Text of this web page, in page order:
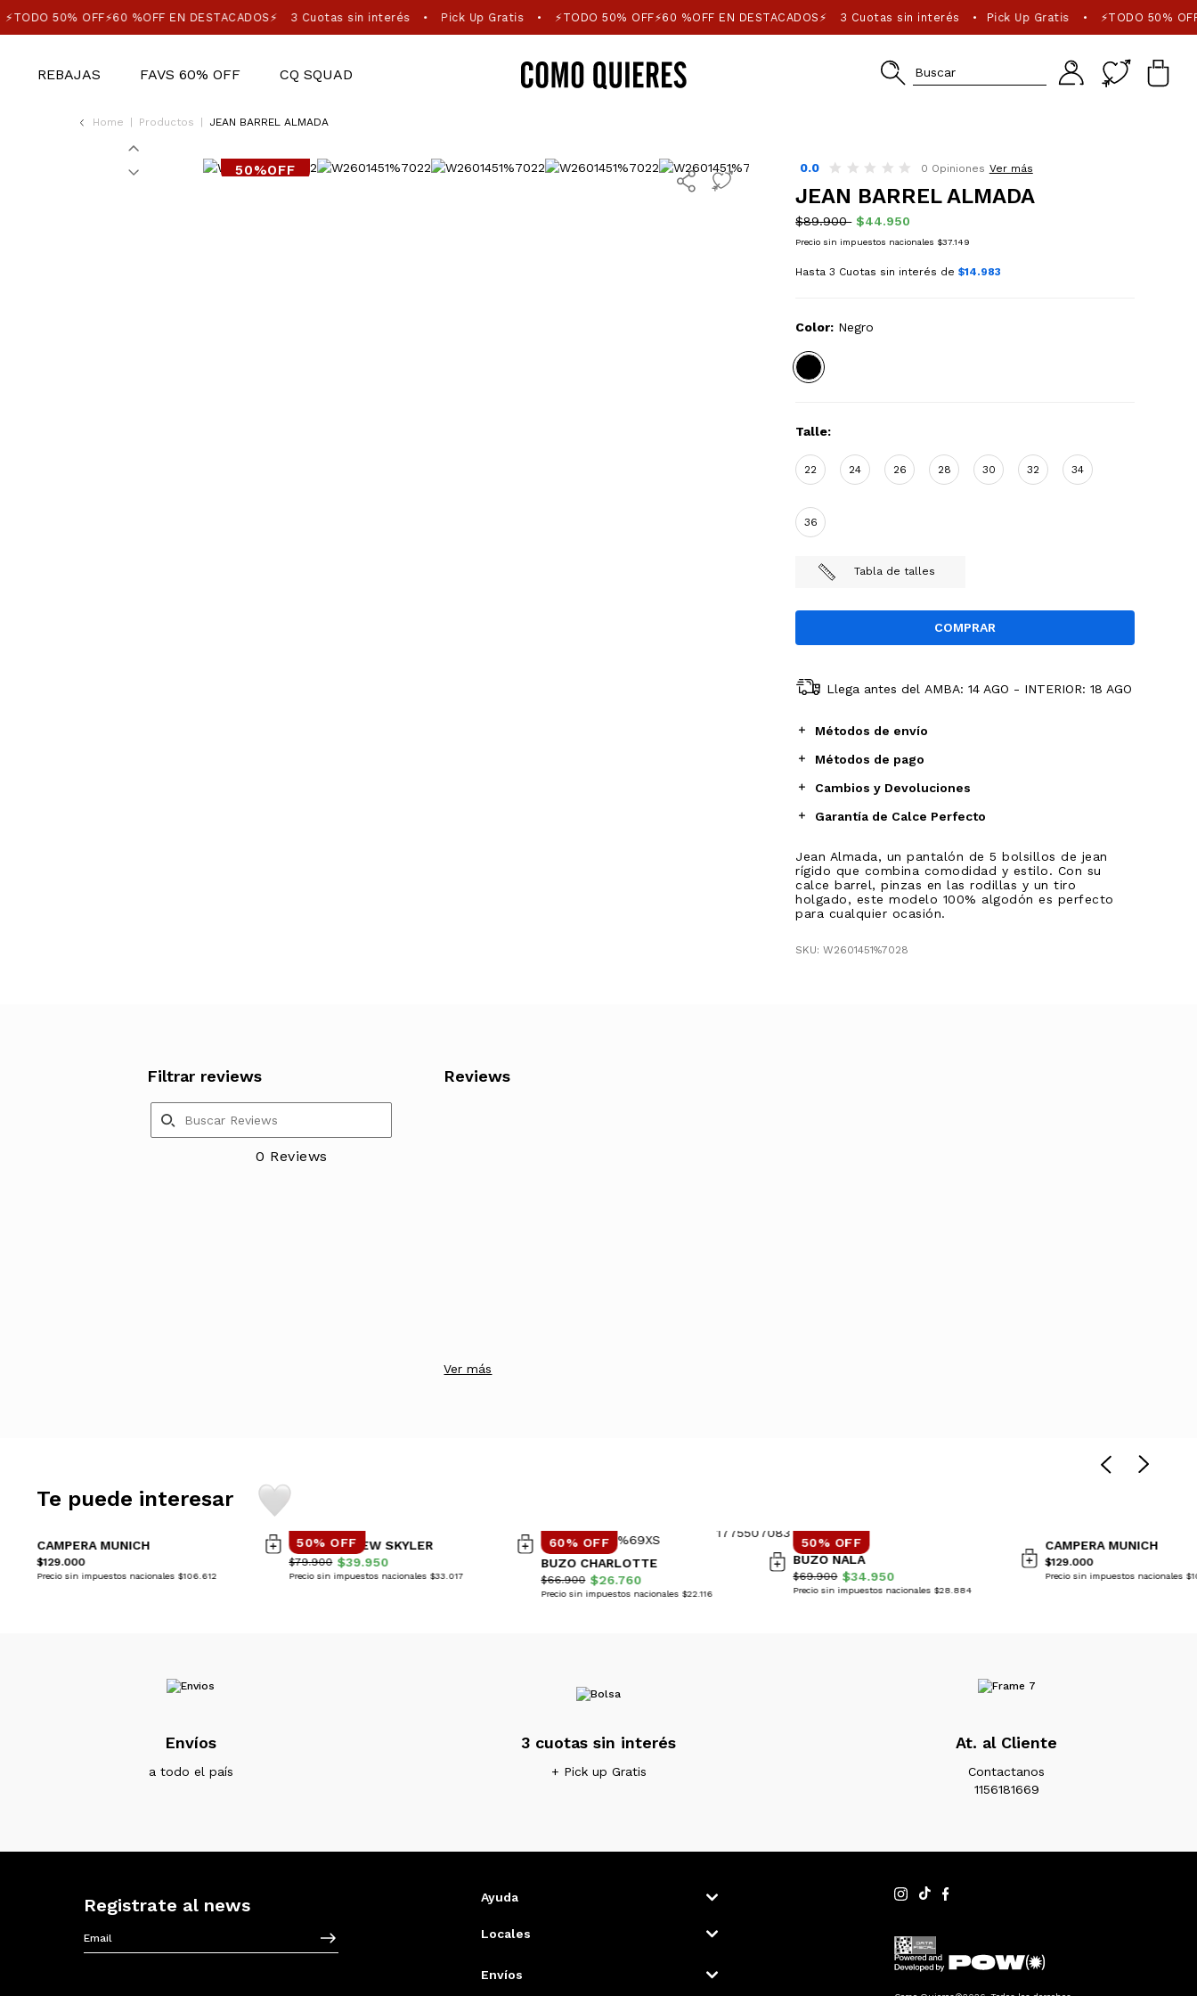
⚡TODO 50% OFF⚡60 %OFF EN DESTACADOS⚡ 3 Cuotas sin interés Pick Up Gratis • ⚡TODO 50% OFF⚡60 %OFF EN DESTACADOS⚡ 3 Cuotas sin interés Pick Up Gratis • ⚡TODO 50%
REBAJAS FAVS 60% OFF CQ SQUAD
Home Productos JEAN BARREL ALMADA
50%OFF 0.0 0 Opiniones Ver más
JEAN BARREL ALMADA
$89.900 $44.950
Precio sin impuestos nacionales $37.149
Hasta 3 Cuotas sin interés de$14.983
Color: Negro
Talle:
22 24 26 28 30 32 34
36
Tabla de talles
Llega antes del AMBA: 14 AGO - INTERIOR: 18 AGO
Métodos de envío
Métodos de pago
Cambios y Devoluciones
Garantía de Calce Perfecto
Jean Almada, un pantalón de 5 bolsillos de jean
rígido que combina comodidad y estilo. Con su
calce barrel, pinzas en las rodillas y un tiro
holgado, este modelo 100% algodón es perfecto
para cualquier ocasión.
SKU: W2601451%7028
Filtrar reviews
0 Reviews
Reviews
Ver más
Te puede interesar
CAMPERA MUNICH
$129.000
Precio sin impuestos nacionales $106.612
50% OFF
CAMPERA NEW SKYLER
$79.900 $39.950
Precio sin impuestos nacionales $33.017
60% OFF
BUZO CHARLOTTE
$66.900 $26.760
Precio sin impuestos nacionales $22.116
50% OFF
BUZO NALA
$69.900 $34.950
Precio sin impuestos nacionales $28.884
CAMPERA MUNICH
$129.000
Precio sin impuestos nacionales
Envíos
a todo el país
3 cuotas sin interés
+ Pick up Gratis
At. al Cliente
Contactanos
1156181669
Registrate al news Ayuda
Locales
Envíos